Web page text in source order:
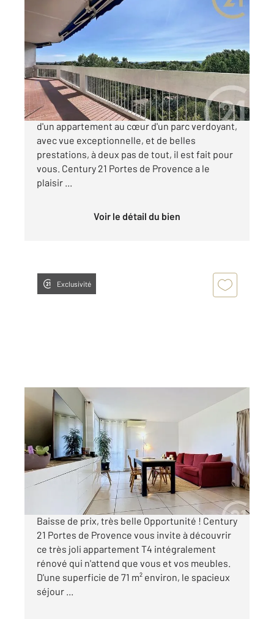
MONTELIMAR 26
111,84 m2, 5 pièces
Ref : 5050
Appartement T5 à vendre
188 600 €
Nouvelle présentation, et nouveau prix ! Envie
d'un appartement au cœur d'un parc verdoyant,
avec vue exceptionnelle, et de belles
prestations, à deux pas de tout, il est fait pour
vous. Century 21 Portes de Provence a le
plaisir ...
Voir le détail du bien
Exclusivité
MONTELIMAR 26
71 m2, 4 pièces
Ref : 4968
Appartement T4 à vendre
89 000 €
Visiter le site dédié
Baisse de prix, très belle Opportunité ! Century
21 Portes de Provence vous invite à découvrir
ce très joli appartement T4 intégralement
rénové qui n'attend que vous et vos meubles.
D'une superficie de 71 m² environ, le spacieux
séjour ...